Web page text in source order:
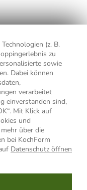
(z. B.
zu
sowie
Dabei können
verarbeitet
einverstanden sind,
Mit Klick auf
und
über die
bei KochForm
Datenschutz öffnen
für Werbezwecke
widerrufen, indem ich
anklicke oder die
Die
AGB
€ Bestellwert zzgl.
Versandkosteninnerhalb